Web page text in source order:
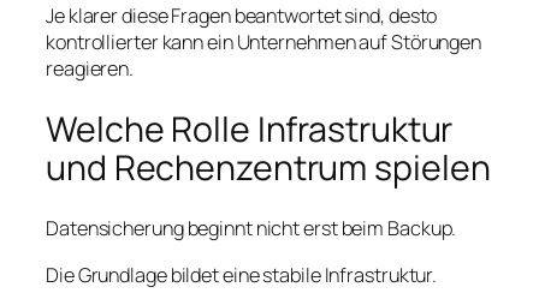
Je klarer diese Fragen beantwortet sind, desto
kontrollierter kann ein Unternehmen auf Störungen
reagieren.
Welche Rolle Infrastruktur
und Rechenzentrum spielen
Datensicherung beginnt nicht erst beim Backup.
Die Grundlage bildet eine stabile Infrastruktur.